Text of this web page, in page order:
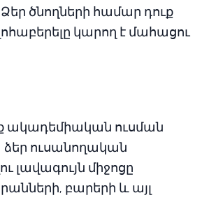
ծնողների համար դուք
կարող է մահացու
ակադեմիական ուսման
ձեր ուսանողական
լավագույն միջոցը
բարերի և այլ